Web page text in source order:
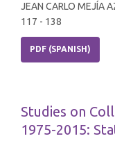
JEAN CARLO MEJÍA
117 - 138
PDF (SPANISH)
Studies on
1975-2015: